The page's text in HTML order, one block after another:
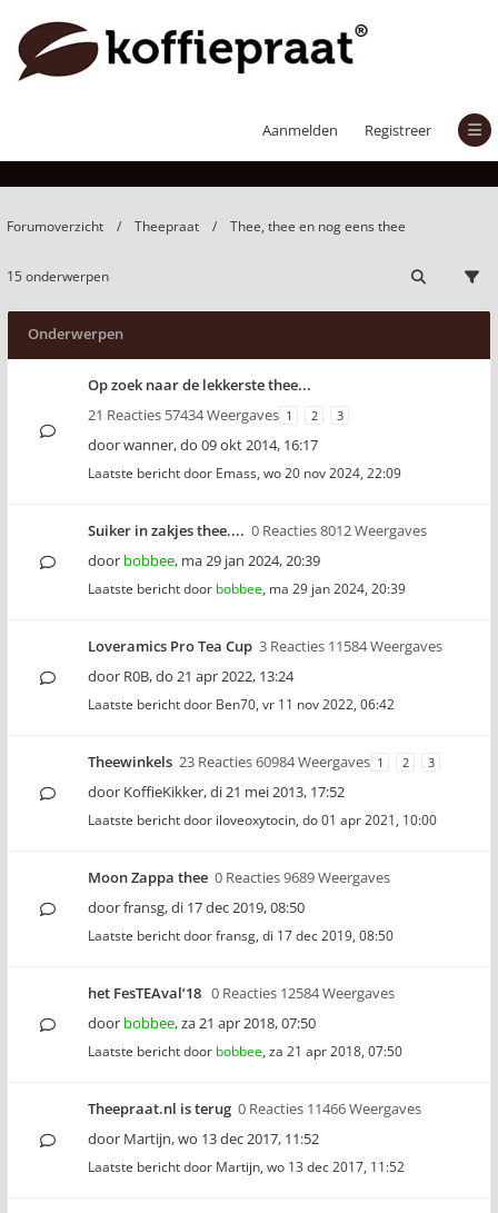
Aanmelden Registreer
Thee, thee en nog eens thee
Forumoverzicht Theepraat Thee, thee en nog eens thee
15 onderwerpen
Onderwerpen
Op zoek naar de lekkerste thee...
21 Reacties 57434 Weergaves 1 2 3
doorwanner,do 09 okt 2014, 16:17
Laatste bericht door Emass, wo 20 nov 2024, 22:09
Suiker in zakjes thee.... 0 Reacties 8012 Weergaves
door bobbee, ma 29 jan 2024, 20:39
Laatste bericht door bobbee, ma 29 jan 2024, 20:39
Loveramics Pro Tea Cup 3 Reacties 11584 Weergaves
door R0B,do 21 apr 2022, 13:24
Laatste bericht door Ben70, vr 11 nov 2022, 06:42
Theewinkels 23 Reacties 60984 Weergaves 1 2 3
door KoffieKikker,di 21 mei 2013, 17:52
Laatste bericht door iloveoxytocin, do 01 apr 2021, 10:00
Moon Zappa thee 0 Reacties 9689 Weergaves
doorfransg,di 17 dec 2019, 08:50
Laatste bericht doorfransg, di 17 dec 2019, 08:50
het FesTEAval’18 0 Reacties 12584 Weergaves
door bobbee,za 21 apr 2018, 07:50
Laatste bericht door bobbee, za 21 apr 2018, 07:50
Theepraat.nl is terug 0 Reacties 11466 Weergaves
door Martijn,wo 13 dec 2017, 11:52
Laatste bericht door Martijn, wo 13 dec 2017, 11:52